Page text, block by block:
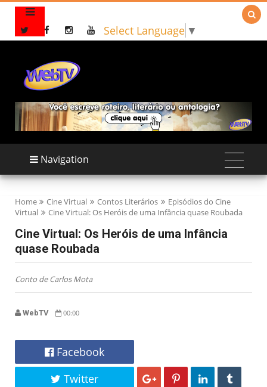
Select Language ▼

Navigation
Home Cine Virtual Contos Literários
Episódios do Cine
Virtual
Cine Virtual: Os Heróis de uma Infância quase Roubada
Cine Virtual: Os Heróis de uma Infância
quase Roubada
Conto de Carlos Mota
WebTV 00:00
Facebook
Twitter